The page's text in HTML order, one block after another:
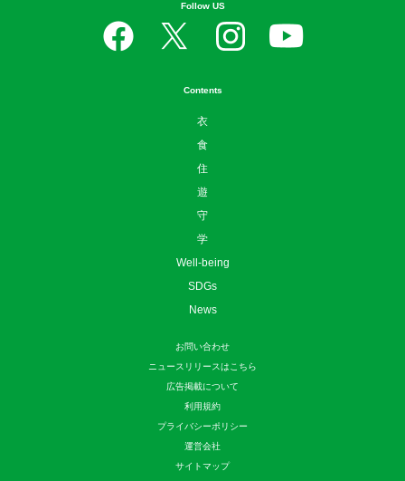
Follow US
Contents
衣
食
住
遊
守
学
Well-being
SDGs
News
お問い合わせ
ニュースリリースはこちら
広告掲載について
利用規約
プライバシーポリシー
運営会社
サイトマップ